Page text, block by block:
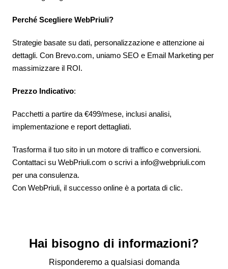
Perché Scegliere WebPriuli?
Strategie basate su dati, personalizzazione e attenzione ai
dettagli. Con Brevo.com, uniamo SEO e Email Marketing per
massimizzare il ROI.
Prezzo Indicativo:
Pacchetti a partire da €499/mese, inclusi analisi,
implementazione e report dettagliati.
Trasforma il tuo sito in un motore di traffico e conversioni.
Contattaci su WebPriuli.com o scrivi a info@webpriuli.com
per una consulenza.
Con WebPriuli, il successo online è a portata di clic.
Hai bisogno di informazioni?
Risponderemo a qualsiasi domanda